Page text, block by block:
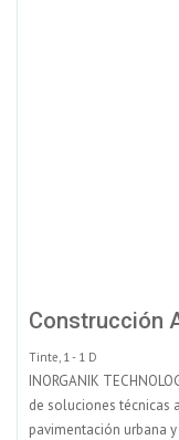
Construcción
Tinte, 1 - 1 D
INORGANIK
de soluciones técnicas
pavimentación urbana